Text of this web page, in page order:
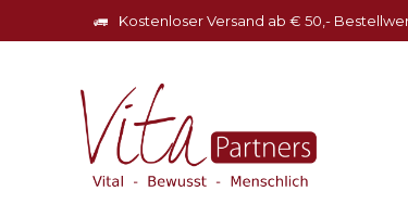
Kostenloser Versand ab € 50,-